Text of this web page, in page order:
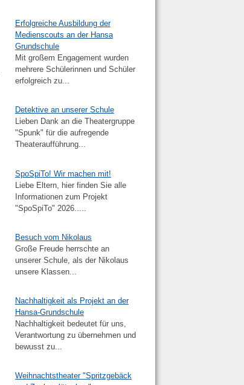
Erfolgreiche Ausbildung der
Medienscouts an der Hansa
Grundschule
Mit großem Engagement wurden
mehrere Schülerinnen und Schüler
erfolgreich zu...
Detektive an unserer Schule
Lieben Dank an die Theatergruppe
"Spunk" für die aufregende
Theateraufführung...
SpoSpiTo! Wir machen mit!
Liebe Eltern, hier finden Sie alle
Informationen zum Projekt
"SpoSpiTo" 2026.....
Besuch vom Nikolaus
Große Freude herrschte an
unserer Schule, als der Nikolaus
unsere Klassen...
Nachhaltigkeit als Projekt an der
Hansa-Grundschule
Nachhaltigkeit bedeutet für uns,
Verantwortung zu übernehmen und
bewusst zu...
Weihnachtstheater "Spritzgebäck